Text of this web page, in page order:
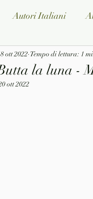
Autori Italiani
Saggistica
la luna -
ott 2022 Tempo di lettura: 1
ott 2022